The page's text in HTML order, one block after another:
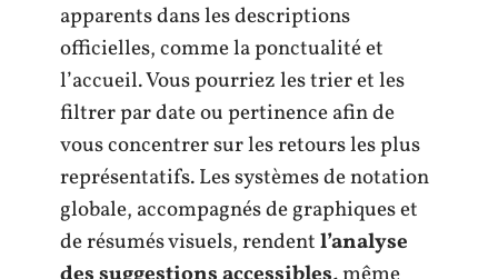
apparents dans les descriptions
officielles, comme la ponctualité et
l’accueil. Vous pourriez les trier et les
filtrer par date ou pertinence afin de
vous concentrer sur les retours les plus
représentatifs. Les systèmes de notation
globale, accompagnés de graphiques et
de résumés visuels, rendentl’analyse